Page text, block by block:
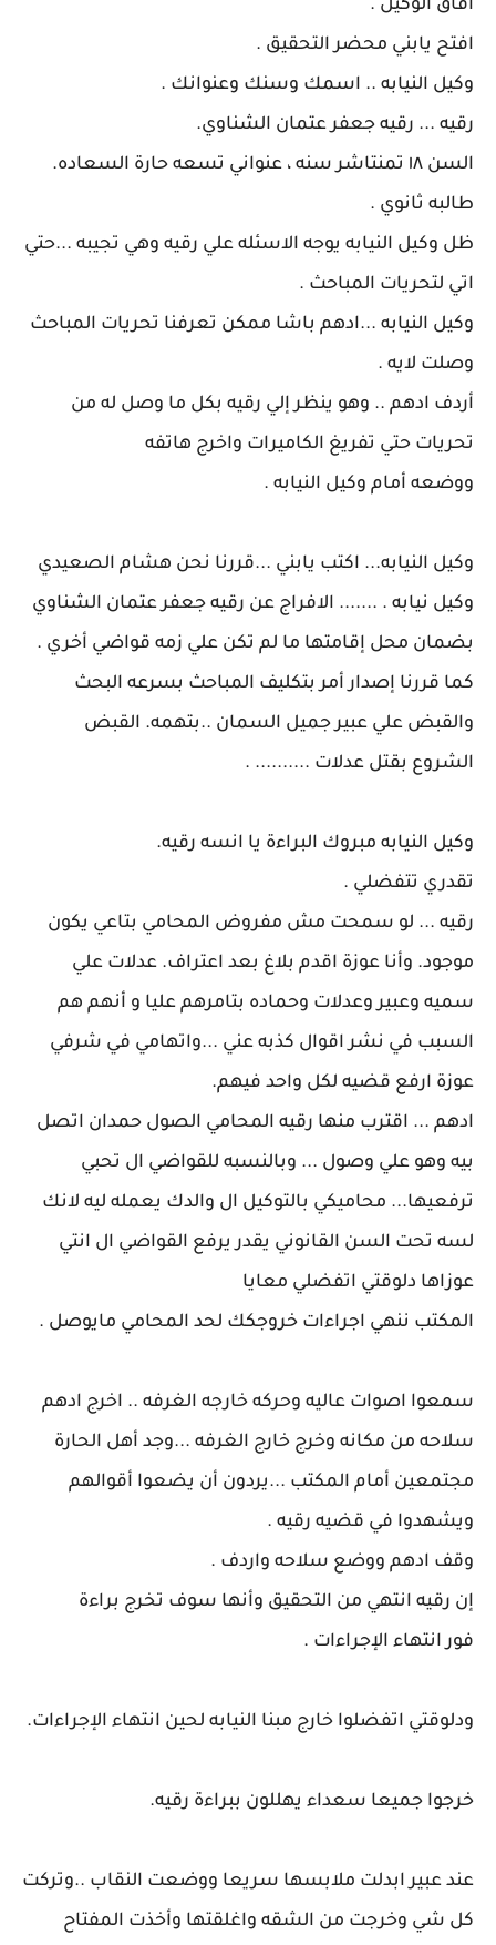
افاق الوكيل .
افتح يابني محضر التحقيق .
وكيل النيابه .. اسمك وسنك وعنوانك .
رقيه ... رقيه جعفر عتمان الشناوي.
السن ١٨ تمنتاشر سنه ، عنواني تسعه حارة السعاده.
طالبه ثانوي .
ظل وكيل النيابه يوجه الاسئله علي رقيه وهي تجيبه ...حتي
اتي لتحريات المباحث .
وكيل النيابه ...ادهم باشا ممكن تعرفنا تحريات المباحث
وصلت لايه .
أردف ادهم .. وهو ينظر إلي رقيه بكل ما وصل له من
تحريات حتي تفريغ الكاميرات واخرج هاتفه
ووضعه أمام وكيل النيابه .
وكيل النيابه... اكتب يابني ...قررنا نحن هشام الصعيدي
وكيل نيابه . ....... الافراج عن رقيه جعفر عتمان الشناوي
بضمان محل إقامتها ما لم تكن علي زمه قواضي أخري .
كما قررنا إصدار أمر بتكليف المباحث بسرعه البحث
والقبض علي عبير جميل السمان ..بتهمه. القبض
الشروع بقتل عدلات .......... .
وكيل النيابه مبروك البراءة يا انسه رقيه.
تقدري تتفضلي .
رقيه ... لو سمحت مش مفروض المحامي بتاعي يكون
موجود. وأنا عوزة اقدم بلاغ بعد اعتراف. عدلات علي
سميه وعبير وعدلات وحماده بتامرهم عليا و أنهم هم
السبب في نشر اقوال كذبه عني ...واتهامي في شرفي
عوزة ارفع قضيه لكل واحد فيهم.
ادهم ... اقترب منها رقيه المحامي الصول حمدان اتصل
بيه وهو علي وصول ... وبالنسبه للقواضي ال تحبي
ترفعيها... محاميكي بالتوكيل ال والدك يعمله ليه لانك
لسه تحت السن القانوني يقدر يرفع القواضي ال انتي
عوزاها دلوقتي اتفضلي معايا
المكتب ننهي اجراءات خروجكك لحد المحامي مايوصل .
سمعوا اصوات عاليه وحركه خارجه الغرفه .. اخرج ادهم
سلاحه من مكانه وخرج خارج الغرفه ...وجد أهل الحارة
مجتمعين أمام المكتب ...يردون أن يضعوا أقوالهم
ويشهدوا في قضيه رقيه .
وقف ادهم ووضع سلاحه واردف .
إن رقيه انتهي من التحقيق وأنها سوف تخرج براءة
فور انتهاء الإجراءات .
ودلوقتي اتفضلوا خارج مبنا النيابه لحين انتهاء الإجراءات.
خرجوا جميعا سعداء يهللون ببراءة رقيه.
عند عبير ابدلت ملابسها سريعا ووضعت النقاب ..وتركت
كل شي وخرجت من الشقه واغلقتها وأخذت المفتاح